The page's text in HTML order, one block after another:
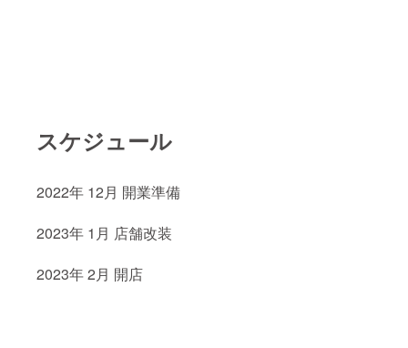
スケジュール
2022年 12月 開業準備
2023年 1月 店舗改装
2023年 2月 開店